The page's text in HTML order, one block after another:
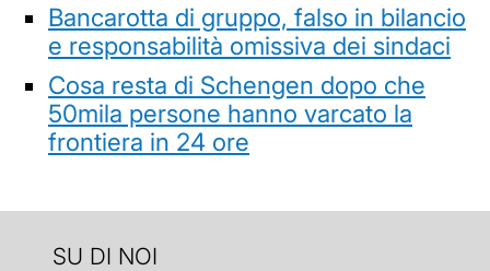
Bancarotta di gruppo, falso in bilancio
e responsabilità omissiva dei sindaci
Cosa resta di Schengen dopo che
50mila persone hanno varcato la
frontiera in 24 ore
SU DI NOI